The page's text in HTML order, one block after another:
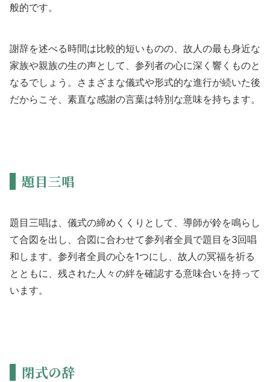
般的です。
謝辞を述べる時間は比較的短いものの、故人の最も身近な
家族や親族の生の声として、参列者の心に深く響くものと
なるでしょう。さまざまな儀式や形式的な進行が続いた後
だからこそ、素直な感謝の言葉は特別な意味を持ちます。
題目三唱
題目三唱は、儀式の締めくくりとして、導師が鈴を鳴らし
て合図を出し、合図に合わせて参列者全員で題目を3回唱
和します。参列者全員の心を1つにし、故人の冥福を祈る
とともに、残された人々の絆を確認する意味合いを持って
います。
閉式の辞